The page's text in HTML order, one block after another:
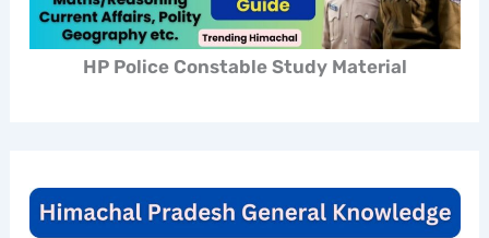
HP Police Constable Study Material